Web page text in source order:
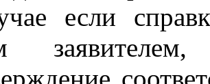
если
заявителем,